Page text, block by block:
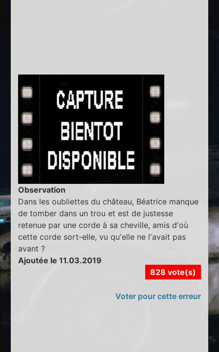
Observation
Dans les oubliettes du château, Béatrice manque
de tomber dans un trou et est de justesse
retenue par une corde à sa cheville, amis d'où
cette corde sort-elle, vu qu'elle ne l'avait pas
avant ?
Ajoutée le 11.03.2019
828 vote(s)
Voter pour cette erreur